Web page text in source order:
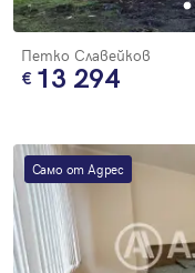
Петко Славейков
13 294
Само от Адрес